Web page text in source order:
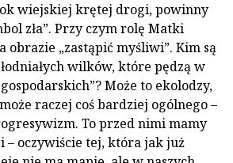
wiejskiej krętej drogi, powinny
zła”. Przy czym rolę Matki
obrazie „zastąpić myśliwi”. Kim są
wilków, które pędzą w
Może to ekolodzy,
raczej coś bardziej ogólnego –
To przed nimi mamy
– oczywiście tej, która jak już